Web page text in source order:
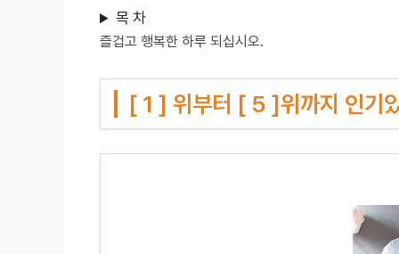
목 차
즐겁고 행복한 하루 되십시오.
[ 1 ] 위부터 [ 5 ]위까지 인기